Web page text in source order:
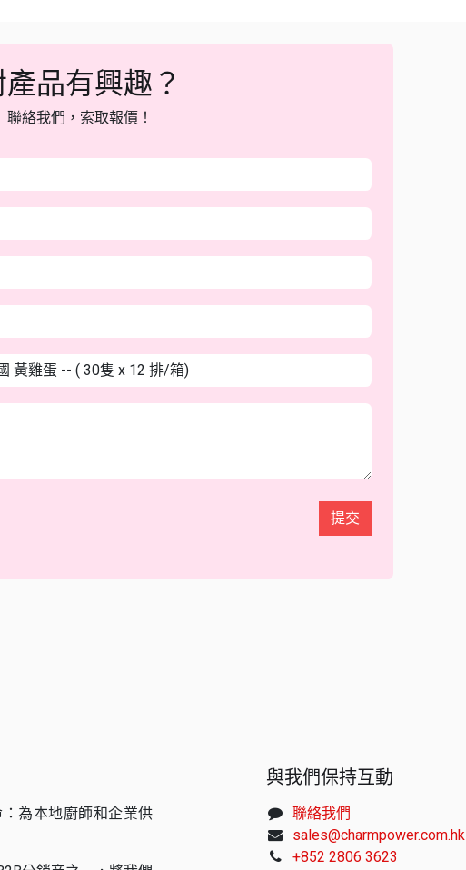
品有興趣？
聯絡我們，索取報價！
提交
為本地廚師和企業供
與我們保持互動
聯絡我們
sales@charmpower.com.hk
+852 2806 3623